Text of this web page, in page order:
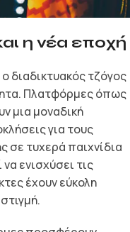
η νέα εποχή
διαδικτυακός τζόγος
Πλατφόρμες όπως
μια μοναδική
για τους
σε τυχερά παιχνίδια
ενισχύσει τις
έχουν εύκολη